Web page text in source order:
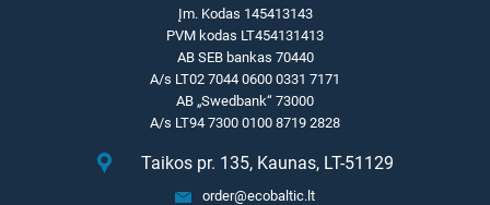
Įm. Kodas 145413143
PVM kodas LT454131413
AB SEB bankas 70440
A/s LT02 7044 0600 0331 7171
AB „Swedbank“ 73000
A/s LT94 7300 0100 8719 2828
Taikos pr. 135, Kaunas, LT-51129
order@ecobaltic.lt